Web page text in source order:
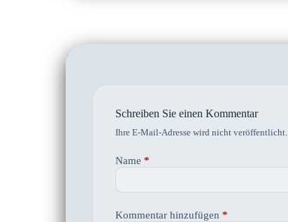
Schreiben Sie einen Kommentar
Ihre E-Mail-Adresse wird nicht veröffentlicht.
Name *
Kommentar hinzufügen *